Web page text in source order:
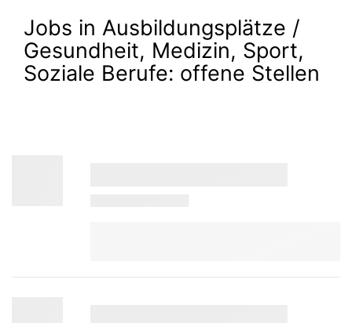
ein
Jobs in Ausbildungsplätze /
Gesundheit, Medizin, Sport,
Soziale Berufe: offene Stellen